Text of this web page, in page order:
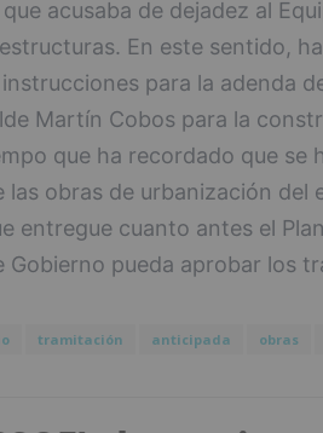
acusaba de dejadez al
En este sentido,
para la adenda
Martín Cobos para la
que ha recordado que se
las obras de urbanización del
entregue cuanto antes el
Gobierno pueda aprobar los
tramitación anticipada obras